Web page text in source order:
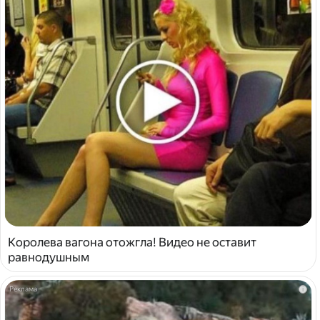
Королева вагона отожгла! Видео не оставит
равнодушным
i